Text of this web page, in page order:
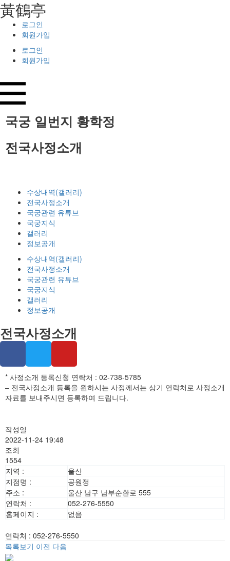
⿈鶴亭
로그인
회원가입
로그인
회원가입
국궁 일번지 황학정
전국사정소개
수상내역(갤러리)
전국사정소개
국궁관련 유튜브
국궁지식
갤러리
정보공개
수상내역(갤러리)
전국사정소개
국궁관련 유튜브
국궁지식
갤러리
정보공개
전국사정소개
* 사정소개 등록신청 연락처 : 02-738-5785
– 전국사정소개 등록을 원하시는 사정께서는 상기 연락처로 사정소개
자료를 보내주시면 등록하여 드립니다.
작성일
2022-11-24 19:48
조회
1554
지역 :
울산
지점명 :
공원정
주소 :
울산 남구 남부순환로 555
연락처 :
052-276-5550
홈페이지 :
없음
연락처 : 052-276-5550
목록보기 이전 다음